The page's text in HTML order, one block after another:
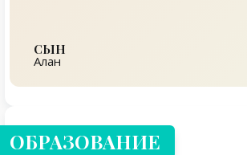
СЫН
Алан
ОБРАЗОВАНИЕ